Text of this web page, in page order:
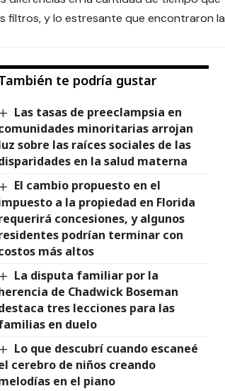
filtros, y lo estresante que encontraron la
te podría gustar
Las tasas de preeclampsia en
minoritarias arrojan
sobre las raíces sociales de las
en la salud materna
El cambio propuesto en el
a la propiedad en Florida
concesiones, y algunos
podrían terminar con
más altos
La disputa familiar por la
de Chadwick Boseman
tres lecciones para las
en duelo
Lo que descubrí cuando escaneé
cerebro de niños creando
en el piano